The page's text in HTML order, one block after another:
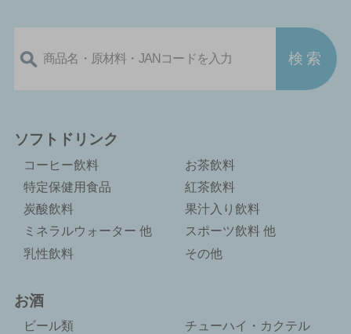
ソフトドリンク
コーヒー飲料
お茶飲料
特定保健用食品
紅茶飲料
炭酸飲料
果汁入り飲料
ミネラルウォーター 他
スポーツ飲料 他
乳性飲料
その他
お酒
ビール類
チューハイ・カクテル